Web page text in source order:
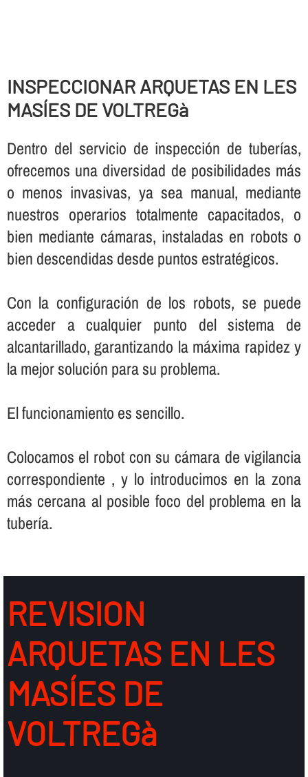
INSPECCIONAR ARQUETAS EN LES
MASÍES DE VOLTREGà
Dentro del servicio de inspección de tuberí­as,
ofrecemos una diversidad de posibilidades más
o menos invasivas, ya sea manual, mediante
nuestros operarios totalmente capacitados, o
bien mediante cámaras, instaladas en robots o
bien descendidas desde puntos estratégicos.
Con la configuración de los robots, se puede
acceder a cualquier punto del sistema de
alcantarillado, garantizando la máxima rapidez y
la mejor solución para su problema.
El funcionamiento es sencillo.
Colocamos el robot con su cámara de vigilancia
correspondiente , y lo introducimos en la zona
más cercana al posible foco del problema en la
tuberí­a.
REVISION
ARQUETAS EN LES
MASÍES DE
VOLTREGà